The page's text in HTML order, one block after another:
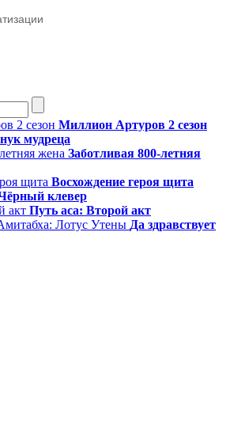
Миллион Артуров 2 сезон
мудреца
Заботливая 800-летняя
Восхождение героя щита
клевер
Путь аса: Второй акт
Да здравствует